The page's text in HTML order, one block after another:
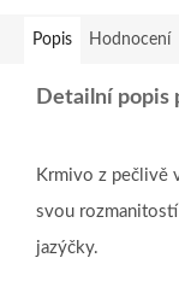
Popis Hodnocení
Detailní popis
Krmivo z pečlivě
svou
jazýčky.